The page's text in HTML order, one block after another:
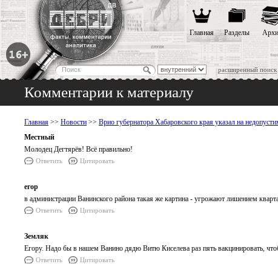
расширенный поиск
Главная Разделы
Комментарии к материалу
Главная >> Новости >> Врио губернатора Хабаровского края указал на
Местный
Молодец Дегтярёв! Всё правильно!
Ответить Цитировать
егор
в администрации Ванинского района такая же картина - угрожают лишением
Ответить Цитировать
Земляк
Егору. Надо бы в нашем Ванино дядю Витю Киселева раз пять вакцинировать,
Ответить Цитировать